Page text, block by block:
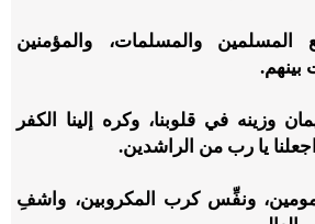
المسلمين والمسلمات، والمؤمنين
بينهم.
وزينه في قلوبنا، وكره إلينا الكفر
يا رب من الراشدين.
ونفِّس كرب المكروبين، واشفِ